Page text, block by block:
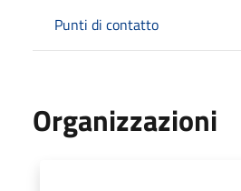
Punti di contatto
Organizzazioni